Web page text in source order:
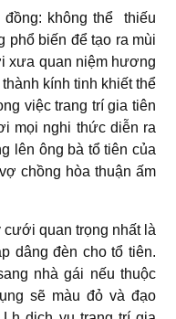
không thể thiếu
phổ biến để tạo ra mùi
xưa quan niệm hương
kính tinh khiết thể
việc trang trí gia tiên
mọi nghi thức diễn ra
lên ông bà tổ tiên của
chồng hòa thuận ấm
quan trọng nhất là
dâng đèn cho tổ tiên.
nhà gái nếu thuộc
sẽ màu đỏ và đạo